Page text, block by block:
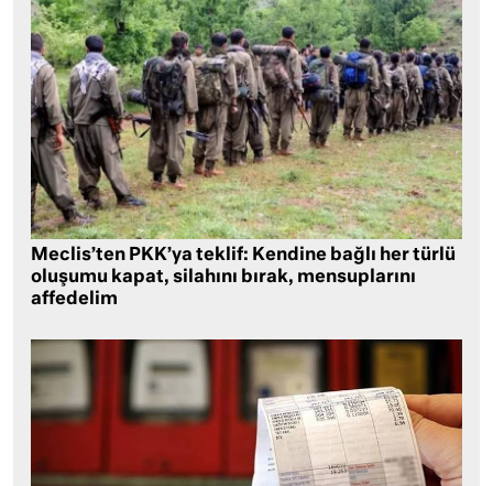
Meclis’ten PKK’ya teklif: Kendine bağlı her türlü
oluşumu kapat, silahını bırak, mensuplarını
affedelim